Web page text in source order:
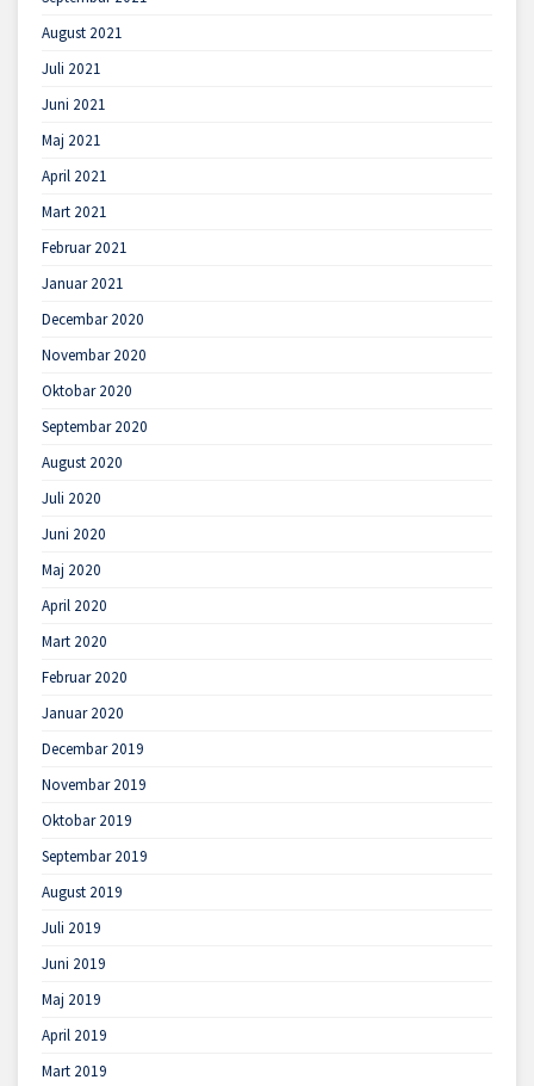
August 2021
Juli 2021
Juni 2021
Maj 2021
April 2021
Mart 2021
Februar 2021
Januar 2021
Decembar 2020
Novembar 2020
Oktobar 2020
Septembar 2020
August 2020
Juli 2020
Juni 2020
Maj 2020
April 2020
Mart 2020
Februar 2020
Januar 2020
Decembar 2019
Novembar 2019
Oktobar 2019
Septembar 2019
August 2019
Juli 2019
Juni 2019
Maj 2019
April 2019
Mart 2019